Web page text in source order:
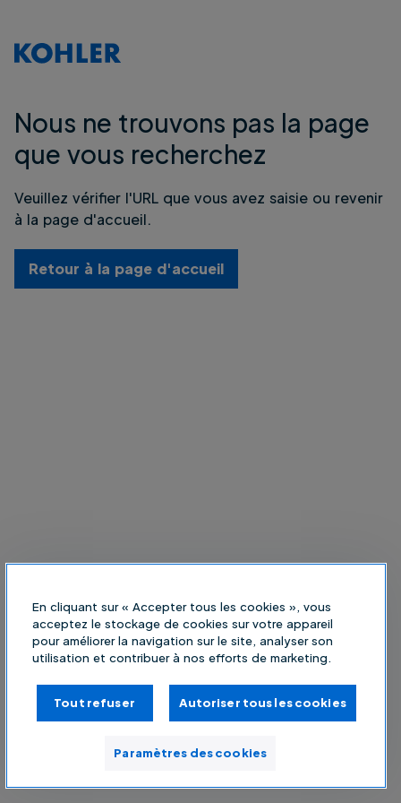
Nous ne trouvons pas la page
que vous recherchez
Veuillez vérifier l'URL que vous avez saisie ou revenir
à la page d'accueil.
Retour à la page d'accueil
En cliquant sur « Accepter tous les cookies », vous
acceptez le stockage de cookies sur votre appareil
pour améliorer la navigation sur le site, analyser son
utilisation et contribuer à nos efforts de marketing.
Tout refuser Autoriser tous les cookies
Paramètres des cookies